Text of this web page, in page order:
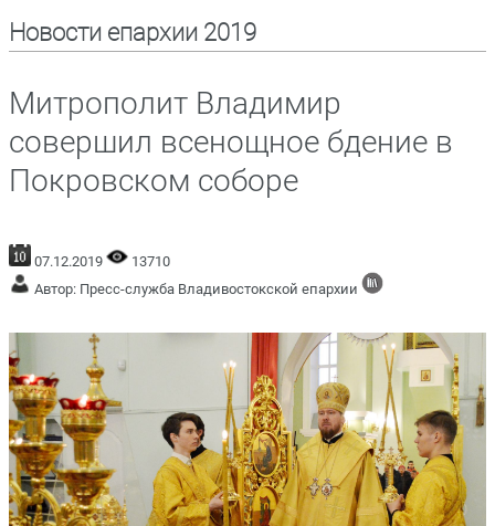
Новости епархии 2019
Митрополит Владимир
совершил всенощное бдение в
Покровском соборе
07.12.2019
13710
Автор: Пресс-служба Владивостокской епархии